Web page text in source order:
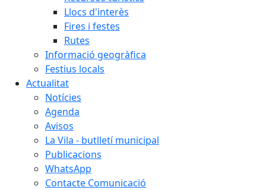
Llocs d'interès
Fires i festes
Rutes
Informació geogràfica
Festius locals
Actualitat
Notícies
Agenda
Avisos
La Vila - butlletí municipal
Publicacions
WhatsApp
Contacte Comunicació